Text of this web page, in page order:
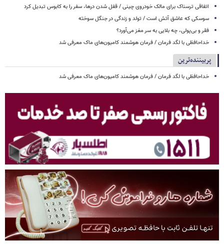
اتفاقی ترسناک برای مالک خودروی چینی / قفل شدن درها، سفر را به کابوس تبدیل کرد
سوسکی که عاشق آتش است / تولد و زندگی در جنگل سوخته
فقر و بی‌پولی، چه بلایی به سر مغز می‌آورد؟
خداحافظی با لگد فرمان / فرمان هوشمند کامیون‌های ماک معرفی شد
پربیننده‌ترین
خداحافظی با لگد فرمان / فرمان هوشمند کامیون‌های ماک معرفی شد